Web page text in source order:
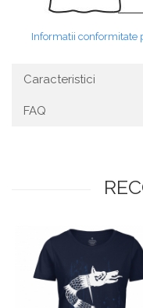
Informatii conformitate
Caracteristici
FAQ